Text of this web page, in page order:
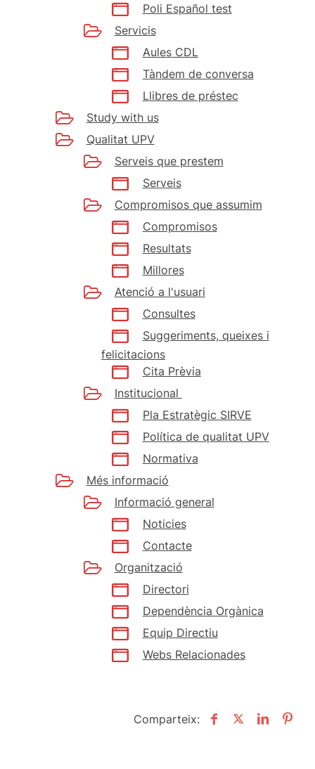
Poli Español test
Servicis
Aules CDL
Tàndem de conversa
Llibres de préstec
Study with us
Qualitat UPV
Serveis que prestem
Serveis
Compromisos que assumim
Compromisos
Resultats
Millores
Atenció a l'usuari
Consultes
Suggeriments, queixes i
felicitacions
Cita Prèvia
Institucional
Pla Estratègic SIRVE
Política de qualitat UPV
Normativa
Més informació
Informació general
Noticies
Contacte
Organització
Directori
Dependència Orgànica
Equip Directiu
Webs Relacionades
Comparteix: